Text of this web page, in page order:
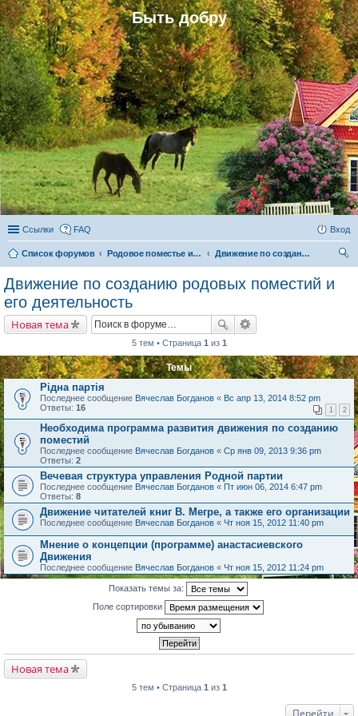
Быть добру
Ссылки FAQ Вход
Список форумов Родовое поместье и родовое поселение
Движение по созданию родовых поместий и его деятельность
Движение по созданию родовых поместий и
его деятельность
Новая тема
5 тем • Страница 1 из 1
Темы
Рідна партія
Последнее сообщение Вячеслав Богданов « Вс апр 13, 2014 8:52 pm
Ответы: 16 1 2
Необходима программа развития движения по созданию
поместий
Последнее сообщение Вячеслав Богданов « Ср янв 09, 2013 9:36 pm
Ответы: 2
Вечевая структура управления Родной партии
Последнее сообщение Вячеслав Богданов « Пт июн 06, 2014 6:47 pm
Ответы: 8
Движение читателей книг В. Мегре, а также его организации
Последнее сообщение Вячеслав Богданов « Чт ноя 15, 2012 11:40 pm
Мнение о концепции (программе) анастасиевского
Движения
Последнее сообщение Вячеслав Богданов « Чт ноя 15, 2012 11:24 pm
Показать темы за:
Поле сортировки
Новая тема
5 тем • Страница 1 из 1
Перейти